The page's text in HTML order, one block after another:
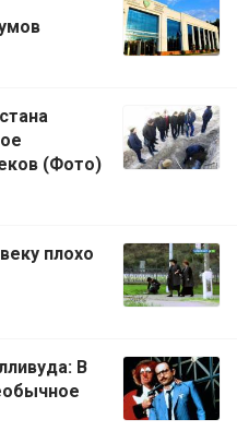
(Фото)
плохо
В